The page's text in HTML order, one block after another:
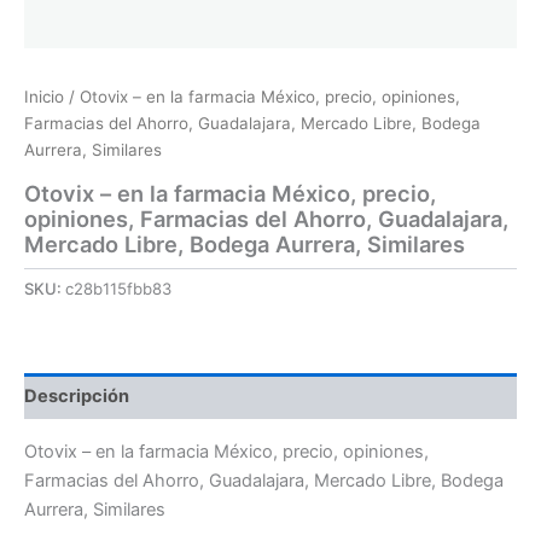
Inicio / Otovix – en la farmacia México, precio, opiniones,
Farmacias del Ahorro, Guadalajara, Mercado Libre, Bodega
Aurrera, Similares
Otovix – en la farmacia México, precio,
opiniones, Farmacias del Ahorro, Guadalajara,
Mercado Libre, Bodega Aurrera, Similares
SKU: c28b115fbb83
Descripción
Otovix – en la farmacia México, precio, opiniones,
Farmacias del Ahorro, Guadalajara, Mercado Libre, Bodega
Aurrera, Similares